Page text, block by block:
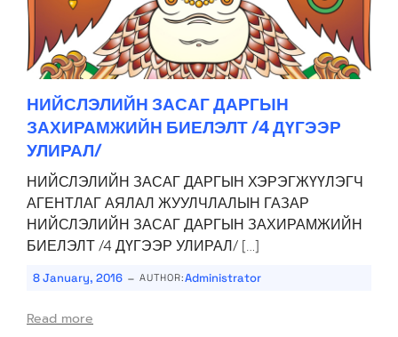
НИЙСЛЭЛИЙН ЗАСАГ ДАРГЫН
ЗАХИРАМЖИЙН БИЕЛЭЛТ /4 ДҮГЭЭР
УЛИРАЛ/
НИЙСЛЭЛИЙН ЗАСАГ ДАРГЫН ХЭРЭГЖҮҮЛЭГЧ
АГЕНТЛАГ АЯЛАЛ ЖУУЛЧЛАЛЫН ГАЗАР
НИЙСЛЭЛИЙН ЗАСАГ ДАРГЫН ЗАХИРАМЖИЙН
БИЕЛЭЛТ /4 ДҮГЭЭР УЛИРАЛ/ […]
8 January, 2016 - AUTHOR:Administrator
Read more